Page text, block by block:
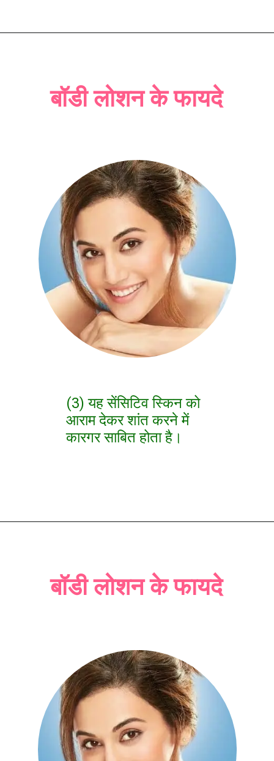
बॉडी लोशन के फायदे
(3) यह सेंसिटिव स्किन को
आराम देकर शांत करने में
कारगर साबित होता है।
बॉडी लोशन के फायदे